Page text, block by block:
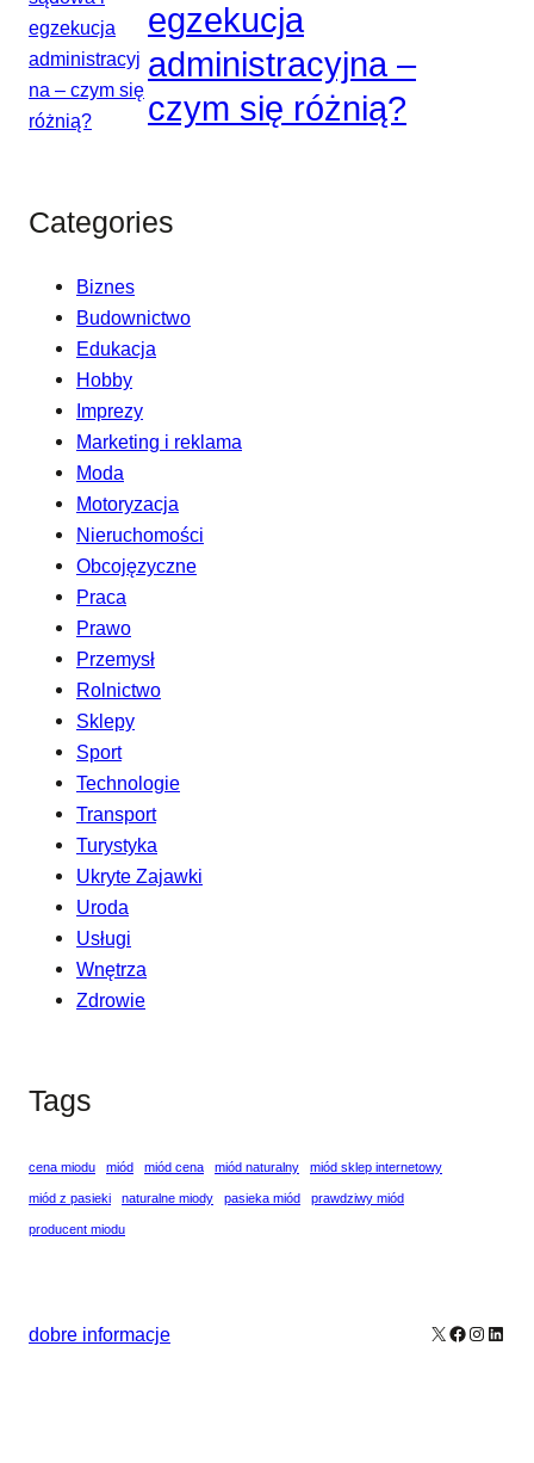
egzekucja
administracyjna –
czym się różnią?
Categories
Biznes
Budownictwo
Edukacja
Hobby
Imprezy
Marketing i reklama
Moda
Motoryzacja
Nieruchomości
Obcojęzyczne
Praca
Prawo
Przemysł
Rolnictwo
Sklepy
Sport
Technologie
Transport
Turystyka
Ukryte Zajawki
Uroda
Usługi
Wnętrza
Zdrowie
Tags
cena miodu miód miód cena miód naturalny miód sklep internetowy
miód z pasieki naturalne miody pasieka miód prawdziwy miód
producent miodu
dobre informacje X Facebook